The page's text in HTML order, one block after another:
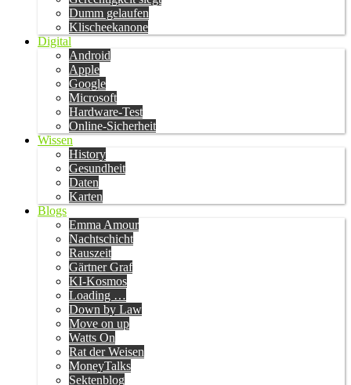
Dumm gelaufen
Klischeekanone
Digital
Android
Apple
Google
Microsoft
Hardware-Test
Online-Sicherheit
Wissen
History
Gesundheit
Daten
Karten
Blogs
Emma Amour
Nachtschicht
Rauszeit
Gärtner Graf
KI-Kosmos
Loading …
Down by Law
Move on up
Watts On
Rat der Weisen
MoneyTalks
Sektenblog